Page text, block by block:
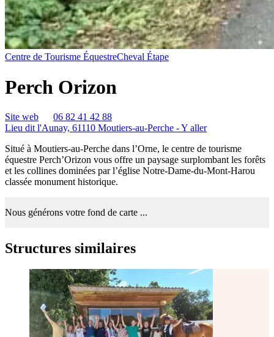
Centre de Tourisme ÉquestreCheval Étape
Perch Orizon
Site web
06 82 41 42 88
Lieu dit l'Aunay, 61110 Moutiers-au-Perche -Y aller
Situé à Moutiers-au-Perche dans l’Orne, le centre de tourisme
équestre Perch’Orizon vous offre un paysage surplombant les forêts
et les collines dominées par l’église Notre-Dame-du-Mont-Harou
classée monument historique.
Nous générons votre fond de carte ...
Structures similaires